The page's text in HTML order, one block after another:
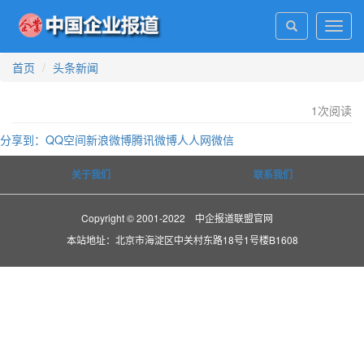
首页
头条新闻
1 次阅读
分享到： QQ空间新浪微博腾讯微博人人网微信
关于我们 联系我们
Copyright © 2001-2022 中企报道联盟官网
本站地址：北京市海淀区中关村东路18号1号楼B1608